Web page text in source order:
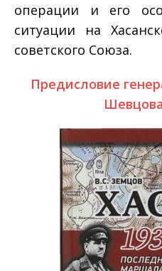
операции и его
ситуации на
советского Союза.
Предисловие